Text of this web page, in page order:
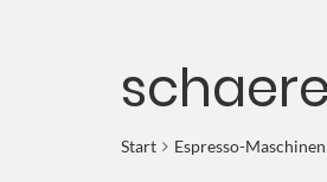
Start Espresso-Maschinen